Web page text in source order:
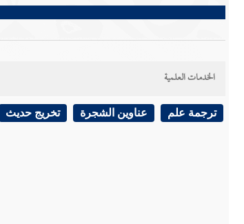
الخدمات العلمية
ترجمة علم عناوين الشجرة تخريج حديث